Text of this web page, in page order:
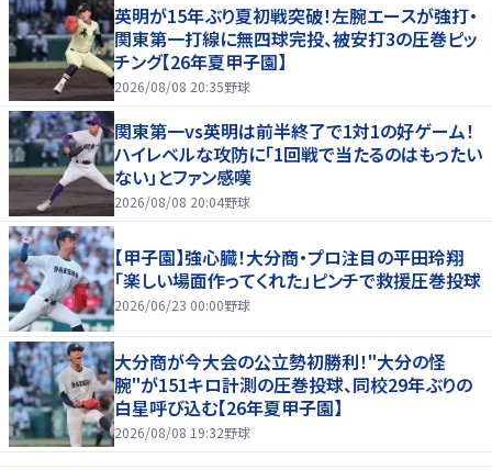
英明が15年ぶり夏初戦突破！左腕エースが強打・
関東第一打線に無四球完投、被安打3の圧巻ピッ
チング【26年夏甲子園】
2026/08/08 20:35野球
関東第一vs英明は前半終了で1対1の好ゲーム！
ハイレベルな攻防に「1回戦で当たるのはもったい
ない」とファン感嘆
2026/08/08 20:04野球
【甲子園】強心臓！大分商・プロ注目の平田玲翔
「楽しい場面作ってくれた」ピンチで救援圧巻投球
2026/06/23 00:00野球
大分商が今大会の公立勢初勝利！"大分の怪
腕"が151キロ計測の圧巻投球、同校29年ぶりの
白星呼び込む【26年夏甲子園】
2026/08/08 19:32野球